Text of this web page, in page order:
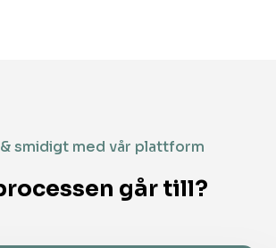
smidigt med vår plattform
går till?